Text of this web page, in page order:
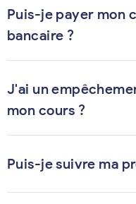
Puis-je payer mon
bancaire ?
J'ai un
mon cours ?
Puis-je suivre ma